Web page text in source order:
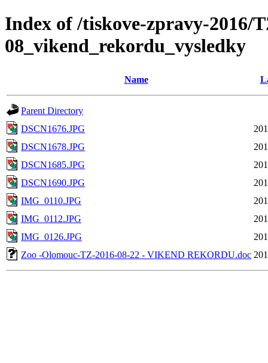
Index of /tiskove-zpravy-2016/
08_vikend_rekordu_vysledky
Name
Parent Directory
DSCN1676.JPG
DSCN1678.JPG
DSCN1685.JPG
DSCN1690.JPG
IMG_0110.JPG
IMG_0112.JPG
IMG_0126.JPG
Zoo -Olomouc-TZ-2016-08-22 - VIKEND REKORDU.doc